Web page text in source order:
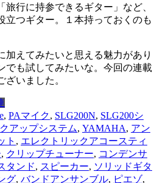
行に持参できるギター」など、
立つギター。１本持っておくのも
加えてみたいと思える魅力があり
でも試してみたいな。今回の連載
いました。
, PAマイク, SLG200N, SLG200シ
アップシステム, YAMAHA, アン
ト , エレクトリックアコースティ
, クリップチューナー, コンデンサ
タンド, スピーカー, ソリッドギタ
グ, バンドアンサンブル, ピエゾ,